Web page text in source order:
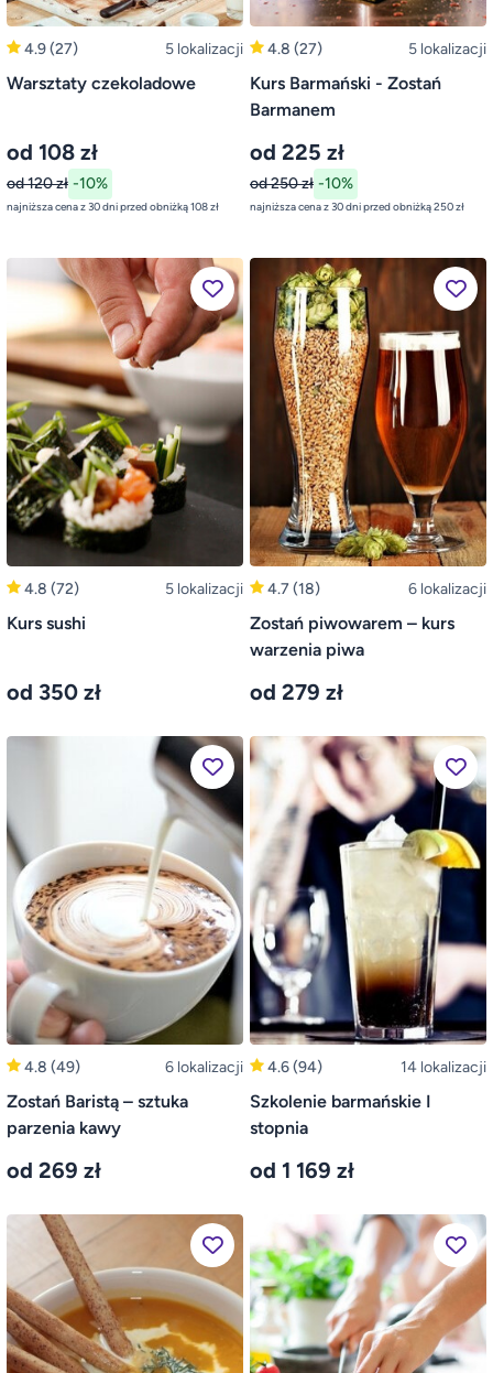
4.9(27) 5 lokalizacji
Warsztaty czekoladowe
od 108 zł
od 120 zł -10%
najniższa cena z 30 dni przed obniżką 108 zł
4.8 (27) 5 lokalizacji
Kurs Barmański - Zostań
Barmanem
od 225 zł
od 250 zł -10%
najniższa cena z 30 dni przed obniżką 250 zł
4.8 (72) 5 lokalizacji
Kurs sushi
od 350 zł
4.7(18) 6 lokalizacji
Zostań piwowarem – kurs
warzenia piwa
od 279 zł
4.8 (49) 6 lokalizacji
Zostań Baristą – sztuka
parzenia kawy
od 269 zł
4.6(94) 14 lokalizacji
Szkolenie barmańskie I
stopnia
od 1 169 zł